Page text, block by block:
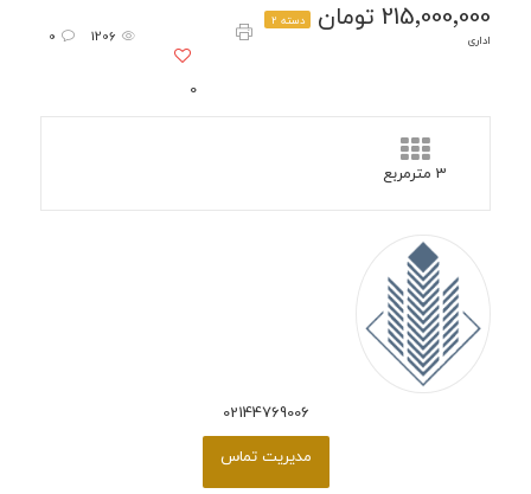
215٬000٬000 تومان
دسته 2
اداری
1206
0
02144769006
مدیریت تماس